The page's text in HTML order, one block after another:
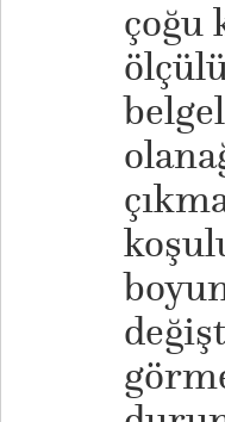
çoğu